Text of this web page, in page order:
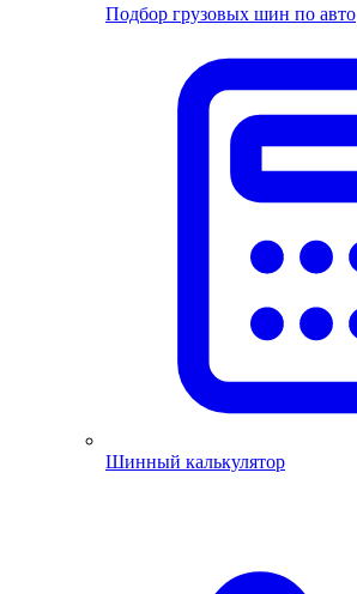
Подбор грузовых шин по авто
Шинный калькулятор